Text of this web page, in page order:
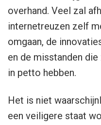
overhand. Veel zal
internetreuzen zelf
omgaan, de
en de misstanden
in petto hebben.
Het is niet
een veiligere staat